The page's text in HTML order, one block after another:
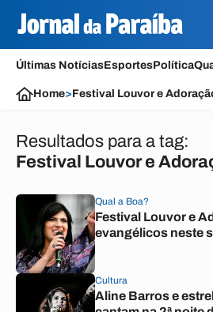
Últimas NotíciasEsportesPolítica
Home>Festival Louvor e
Resultados para a tag:
Festival Louvor e
Qual a Boa?
Festival Louvor e
evangélicos neste
Cultura
Aline Barros e